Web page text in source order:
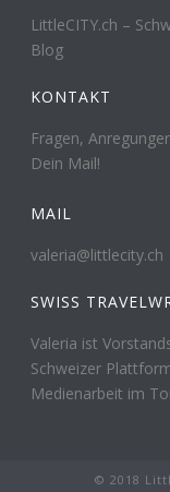
LittleCITY.ch –
Blog
KONTAKT
Fragen,
Dein Mail!
MAIL
valeria@littlecity.ch
SWISS
Valeria ist
Schweizer
Medienarbeit im
© 2018